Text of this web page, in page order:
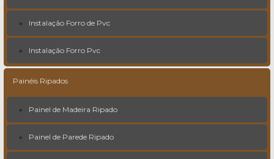
Instalação Forro de Pvc
Instalação Forro Pvc
Painéis Ripados
Painel de Madeira Ripado
Painel de Parede Ripado